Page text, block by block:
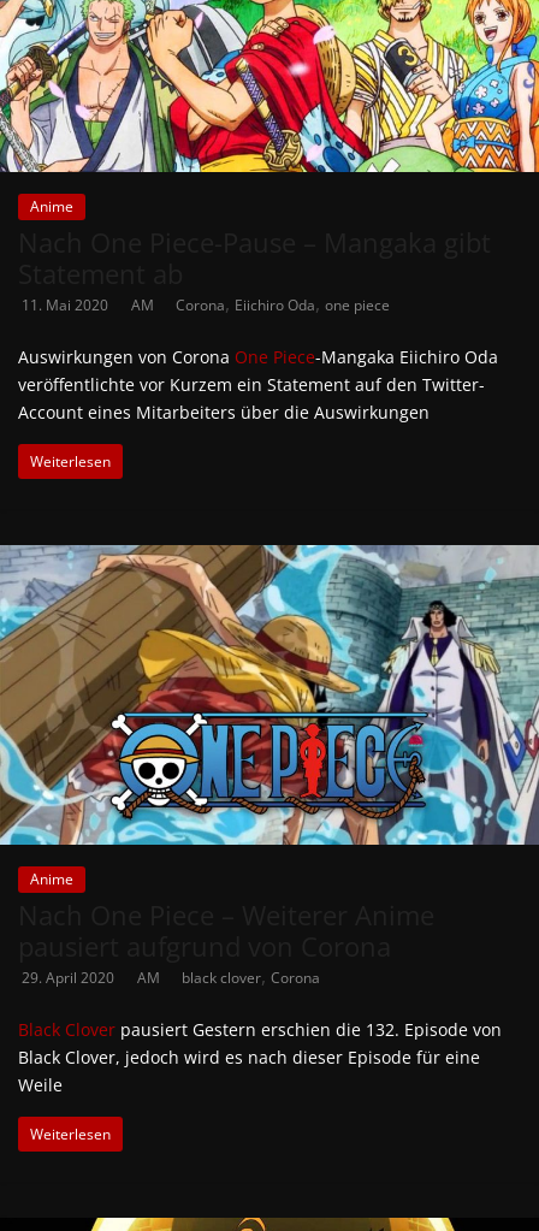
Anime
11. Mai 2020 AM Corona, Eiichiro Oda, one piece
Auswirkungen von Corona One Piece-Mangaka Eiichiro Oda
veröffentlichte vor Kurzem ein Statement auf den Twitter-
Account eines Mitarbeiters über die Auswirkungen
Weiterlesen
Anime
29. April 2020 AM black clover, Corona
Black Clover pausiert Gestern erschien die 132. Episode von
Black Clover, jedoch wird es nach dieser Episode für eine
Weile
Weiterlesen